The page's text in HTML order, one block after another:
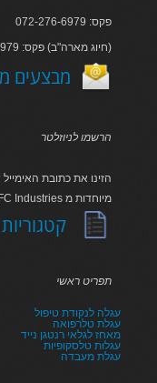
פקס: 072-276-6979
+972 (0) 72-276-6979 :חיוג מארה"ב) פקס)
!מבצעים
הרשמו לניוזלטר
הזינו את כתובת
AFC Industries מיוחדות מ
קטגוריות
תפריט ראשי
עגלה לנקודת טיפול
עגלת טלרפואה
מאחז לגלאי רנטגן נייד
עגלות טלסקופיות
עגלת מעבדה